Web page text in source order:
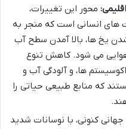
محور این تغییرات،
های انسانی است که منجر به
یخ ها، بالا آمدن سطح آب
هوایی می شود. کاهش تنوع
ها، و آلودگی آب و
که منابع طبیعی حیاتی را
جهانی کنونی، با نوسانات شدید